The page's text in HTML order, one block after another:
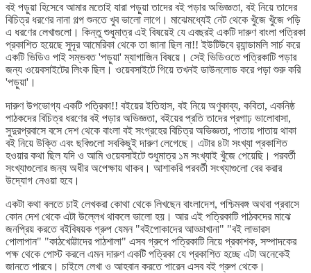
বই পড়ুয়া হিসেবে আমার মতোই যারা পড়ুয়া তাদের বই পড়ার অভিজ্ঞতা, বই নিয়ে তাদের
বিচিত্র ধরণের নানা গল্প শুনতে খুব ভালো লাগে। মাঝেমধ্যেই নেট থেকে খুঁজে খুঁজে পড়ি
এ ধরণের লেখাগুলো। কিন্তু শুধুমাত্র এই বিষয়েই যে এবছরই একটি দারুণ বাংলা পত্রিকা
প্রকাশিত হয়েছে সুদূর আমেরিকা থেকে তা জানা ছিল না!! ইউটিউবে র‍্যান্ডামলি সার্চ করে
একটি ভিডিও পাই সম্ভবত 'পড়ুয়া' ম্যাগাজিন বিষয়ে। সেই ভিডিওতে পত্রিকাটি পড়ার
জন্য ওয়েবসাইটের লিংক ছিল। ওয়েবসাইটে গিয়ে তখনই ডাউনলোড করে পড়া শুরু করি
'পড়ুয়া'।
দারুণ উপভোগ্য একটি পত্রিকা!! বইয়ের ইতিহাস, বই নিয়ে অণুকাব্য, কবিতা, একনিষ্ঠ
পাঠকদের বিচিত্র ধরণের বই পড়ার অভিজ্ঞতা, বইয়ের প্রতি তাদের প্রগাঢ় ভালোবাসা,
সুদুরপ্রবাসে বসে দেশ থেকে বাংলা বই সংগ্রহের বিচিত্র অভিজ্ঞতা, পাতায় পাতায় থাকা
বই নিয়ে উক্তি এবং ছবিগুলো সবকিছুই দারুণ লেগেছে। এটার ৪টা সংখ্যা প্রকাশিত
হওয়ার কথা ছিল যদি ও আমি ওয়েবসাইটে শুধুমাত্র ১ম সংখ্যাই খুঁজে পেয়েছি। পরবর্তী
সংখ্যাগুলোর জন্য অধীর অপেক্ষায় থাকব। আশাকরি পরবর্তী সংখ্যাগুলো বের করার
উদ্যোগ নেওয়া হবে।
একটা কথা বলতে চাই লেখকরা কোথা থেকে লিখছেন বাংলাদেশ, পশ্চিমবঙ্গ অথবা প্রবাসে
কোন দেশ থেকে এটা উল্লেখ থাকলে ভালো হয়। আর এই পত্রিকাটি পাঠকদের মাঝে
জনপ্রিয় করতে বইবিষয়ক গ্রুপ যেমন "বইপোকাদের আড্ডাখানা" "বই লাভারস
পোলাপান" "কাঠখোট্টাদের পাঠশালা" এসব গ্রুপে পত্রিকাটি নিয়ে প্রকাশক, সম্পাদকের
পক্ষ থেকে পোস্ট করলে এমন দারুণ একটি পত্রিকা যে প্রকাশিত হচ্ছে এটা অনেকেই
জানতে পারবে। চাইলে লেখা ও আহবান করতে পারেন এসব বই গ্রুপ থেকে।